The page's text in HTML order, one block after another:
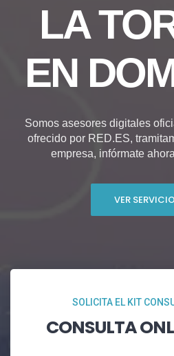
LA
EN
Somos asesores digitales
ofrecido por RED.ES,
empresa, infórmate ahora
VER
SOLICITA EL KIT
CONSULTA